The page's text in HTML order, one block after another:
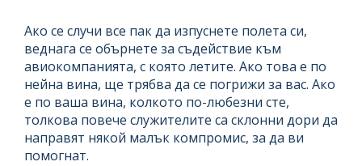
Ако се случи все пак да изпуснете полета си,
веднага се обърнете за съдействие към
авиокомпанията, с която летите. Ако това е по
нейна вина, ще трябва да се погрижи за вас. Ако
е по ваша вина, колкото по-любезни сте,
толкова повече служителите са склонни дори да
направят някой малък компромис, за да ви
помогнат.